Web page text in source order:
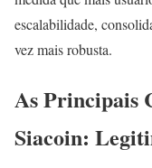
escalabilidade,
vez mais robusta.
As Principais
Siacoin: